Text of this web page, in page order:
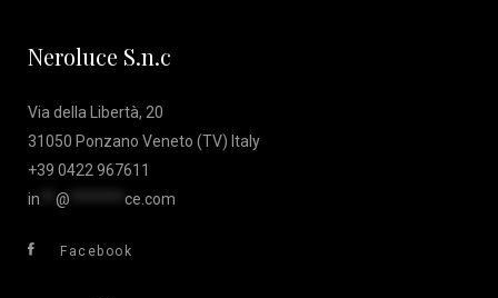
Neroluce S.n.c
Via della Libertà, 20
31050 Ponzano Veneto (TV) Italy
+39 0422 967611
in
@ ce.com
Facebook